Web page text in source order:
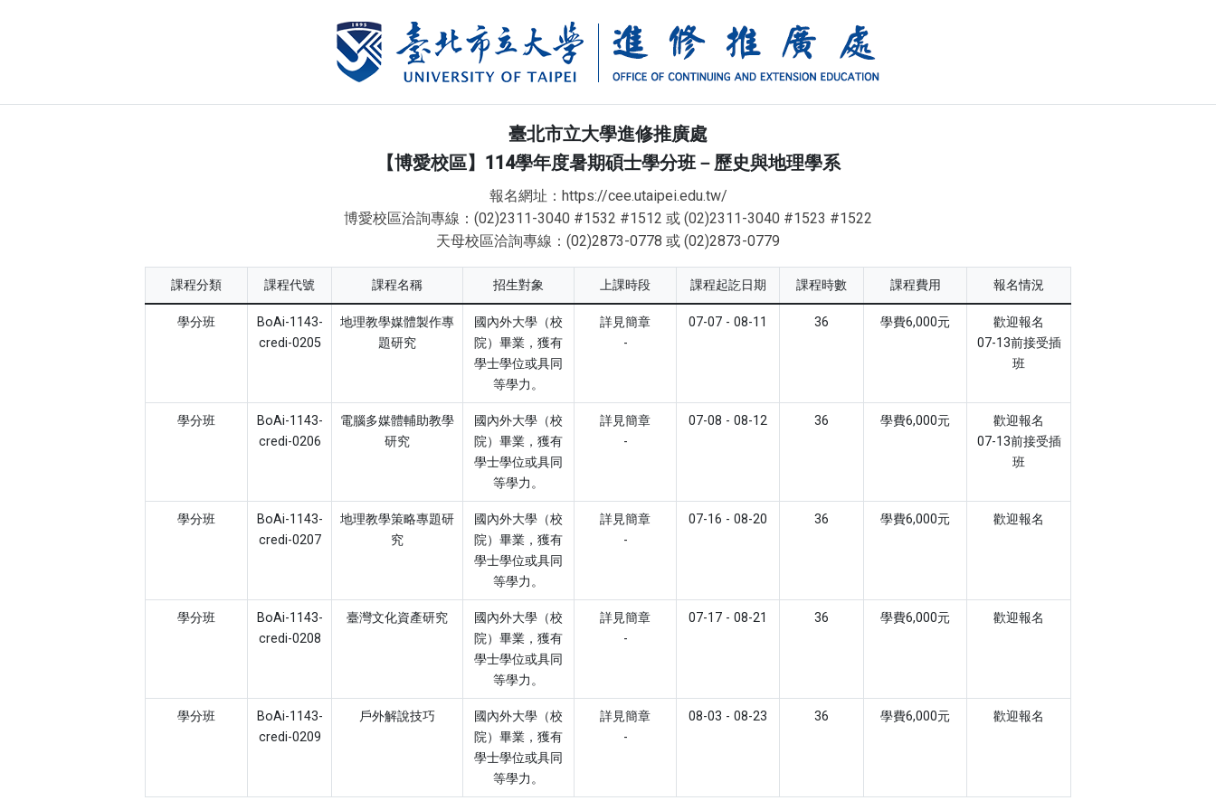
臺北市立大學進修推廣處
【博愛校區】114學年度暑期碩士學分班－歷史與地理學系
報名網址：https://cee.utaipei.edu.tw/
博愛校區洽詢專線：(02)2311-3040 #1532 #1512 或 (02)2311-3040 #1523 #1522
天母校區洽詢專線：(02)2873-0778 或 (02)2873-0779
課程分類 課程代號 課程名稱 招生對象 上課時段 課程起訖日期 課程時數 課程費用 報名情況
學分班
BoAi-1143-
credi-0205
地理教學媒體製作專
題研究
國內外大學（校
院）畢業，獲有
學士學位或具同
等學力。
詳見簡章
-
07-07 - 08-11 36 學費6,000元
歡迎報名
07-13前接受插
班
學分班
BoAi-1143-
credi-0206
電腦多媒體輔助教學
研究
國內外大學（校
院）畢業，獲有
學士學位或具同
等學力。
詳見簡章
-
07-08 - 08-12 36 學費6,000元
歡迎報名
07-13前接受插
班
學分班
BoAi-1143-
credi-0207
地理教學策略專題研
究
國內外大學（校
院）畢業，獲有
學士學位或具同
等學力。
詳見簡章
-
07-16 - 08-20 36 學費6,000元 歡迎報名
學分班
BoAi-1143-
credi-0208
臺灣文化資產研究
國內外大學（校
院）畢業，獲有
學士學位或具同
等學力。
詳見簡章
-
07-17 - 08-21 36 學費6,000元 歡迎報名
學分班
BoAi-1143-
credi-0209
戶外解說技巧
國內外大學（校
院）畢業，獲有
學士學位或具同
等學力。
詳見簡章
-
08-03 - 08-23 36 學費6,000元 歡迎報名